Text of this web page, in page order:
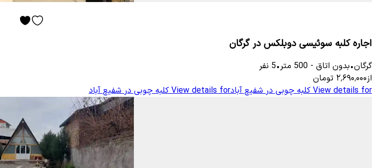
اجاره کلبه سوئیسی دوبلکس در گرگان
گرگان•بدون اتاق -
500 متر•
5 نفر
از۲٬۶۹۰٬۰۰۰ تومان
View details for کلبه چوبی در شفیع آبادView details for کلبه چوبی در شفیع آباد